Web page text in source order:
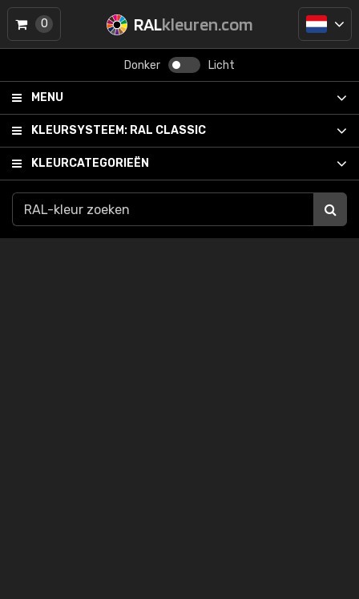
RALkleuren.com
Donker Licht
MENU
KLEURSYSTEEM: RAL CLASSIC
KLEURCATEGORIEËN
0